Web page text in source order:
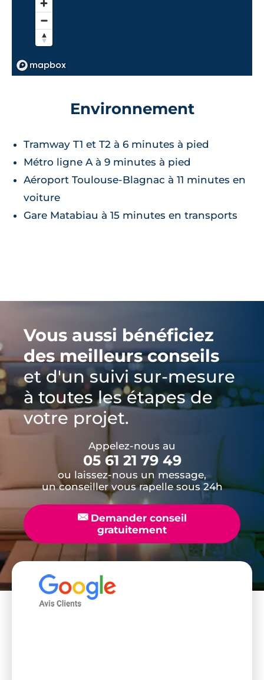
Environnement
Tramway T1 et T2 à 6 minutes à pied
Métro ligne A à 9 minutes à pied
Aéroport Toulouse-Blagnac à 11 minutes en
voiture
Gare Matabiau à 15 minutes en transports
Vous aussi bénéficiez
des meilleurs conseils
et d'un suivi sur-mesure
à toutes les étapes de
votre projet.
Appelez-nous au
05 61 21 79 49
ou laissez-nous un message,
un conseiller vous rapelle sous 24h
📧Demander conseil
gratuitement